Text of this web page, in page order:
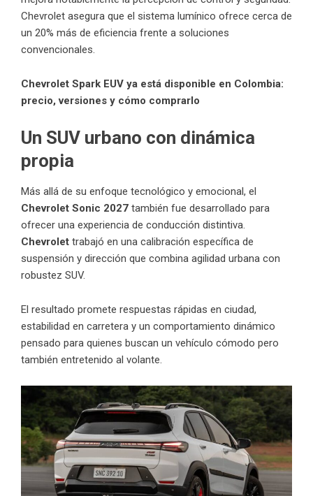
Chevrolet asegura que el sistema lumínico ofrece cerca de
un 20% más de eficiencia frente a soluciones
convencionales.
Chevrolet Spark EUV ya está disponible en Colombia:
precio, versiones y cómo comprarlo
Un SUV urbano con dinámica
propia
Más allá de su enfoque tecnológico y emocional, el
Chevrolet Sonic 2027 también fue desarrollado para
ofrecer una experiencia de conducción distintiva.
Chevrolet trabajó en una calibración específica de
suspensión y dirección que combina agilidad urbana con
robustez SUV.
El resultado promete respuestas rápidas en ciudad,
estabilidad en carretera y un comportamiento dinámico
pensado para quienes buscan un vehículo cómodo pero
también entretenido al volante.